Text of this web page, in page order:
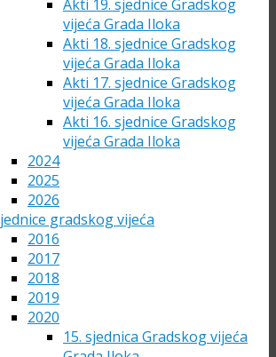
Akti 19. sjednice Gradskog
vijeća Grada Iloka
Akti 18. sjednice Gradskog
vijeća Grada Iloka
Akti 17. sjednice Gradskog
vijeća Grada Iloka
Akti 16. sjednice Gradskog
vijeća Grada Iloka
2024
2025
2026
gradskog vijeća
2016
2017
2018
2019
2020
15. sjednica Gradskog vijeća